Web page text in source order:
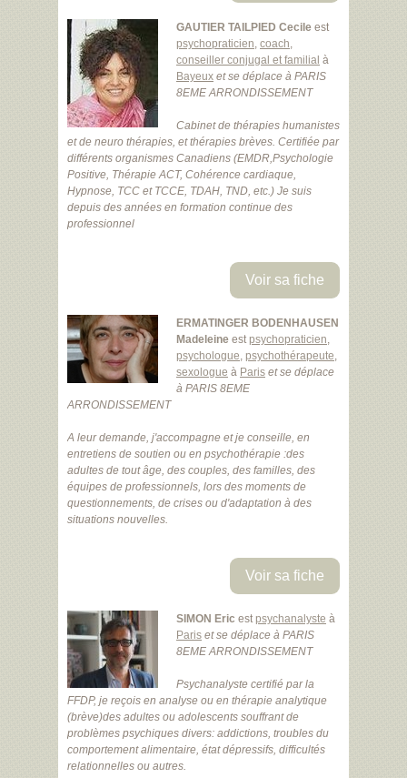
GAUTIER TAILPIED Cecile est
psychopraticien, coach,
conseiller conjugal et familial à
Bayeux et se déplace à PARIS
8EME ARRONDISSEMENT
Cabinet de thérapies humanistes
et de neuro thérapies, et thérapies brèves. Certifiée par
différents organismes Canadiens (EMDR,Psychologie
Positive, Thérapie ACT, Cohérence cardiaque,
Hypnose, TCC et TCCE, TDAH, TND, etc.) Je suis
depuis des années en formation continue des
professionnel
Voir sa fiche
ERMATINGER BODENHAUSEN
Madeleine estpsychopraticien,
psychologue, psychothérapeute,
sexologue à Paris et se déplace
à PARIS 8EME
ARRONDISSEMENT
A leur demande, j'accompagne et je conseille, en
entretiens de soutien ou en psychothérapie :des
adultes de tout âge, des couples, des familles, des
équipes de professionnels, lors des moments de
questionnements, de crises ou d'adaptation à des
situations nouvelles.
Voir sa fiche
SIMON Eric estpsychanalyste à
Paris et se déplace à PARIS
8EME ARRONDISSEMENT
Psychanalyste certifié par la
FFDP, je reçois en analyse ou en thérapie analytique
(brève)des adultes ou adolescents souffrant de
problèmes psychiques divers: addictions, troubles du
comportement alimentaire, état dépressifs, difficultés
relationnelles ou autres.